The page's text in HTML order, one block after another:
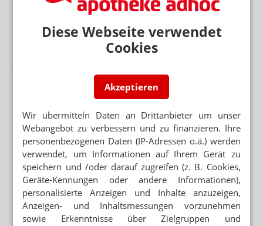
Diese Webseite verwendet
Cookies
Akzeptieren
Wir übermitteln Daten an Drittanbieter um unser
Webangebot zu verbessern und zu finanzieren. Ihre
personenbezogenen Daten (IP-Adressen o.ä.) werden
verwendet, um Informationen auf Ihrem Gerät zu
speichern und /oder darauf zugreifen (z. B. Cookies,
Geräte-Kennungen oder andere Informationen),
personalisierte Anzeigen und Inhalte anzuzeigen,
Anzeigen- und Inhaltsmessungen vorzunehmen
sowie Erkenntnisse über Zielgruppen und
„Wie eine Ärztin in der Handtasche“
VORSICHT BEI SILYCHRISTIN ODER CHOLIN
Schilddrüse: DGE warnt vor NEM